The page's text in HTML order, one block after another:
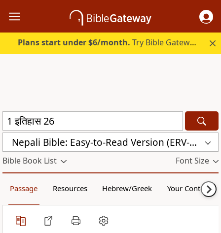
Plans start under $6/month. Try Bible Gateway Plus.
Nepali Bible: Easy-to-Read Version (ERV-NE)
Bible Book List Font Size
Passage Resources Hebrew/Greek Your Content